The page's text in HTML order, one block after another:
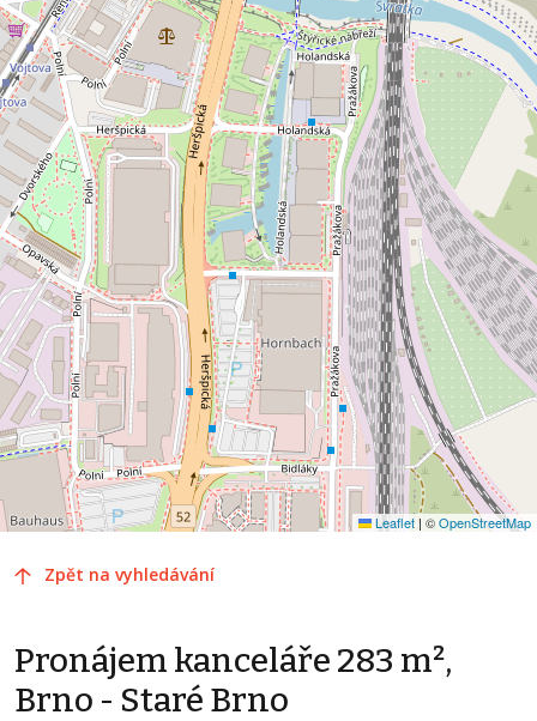
Leaflet| ©OpenStreetMap
Zpět na vyhledávání
Pronájem kanceláře 283 m²,
Brno - Staré Brno